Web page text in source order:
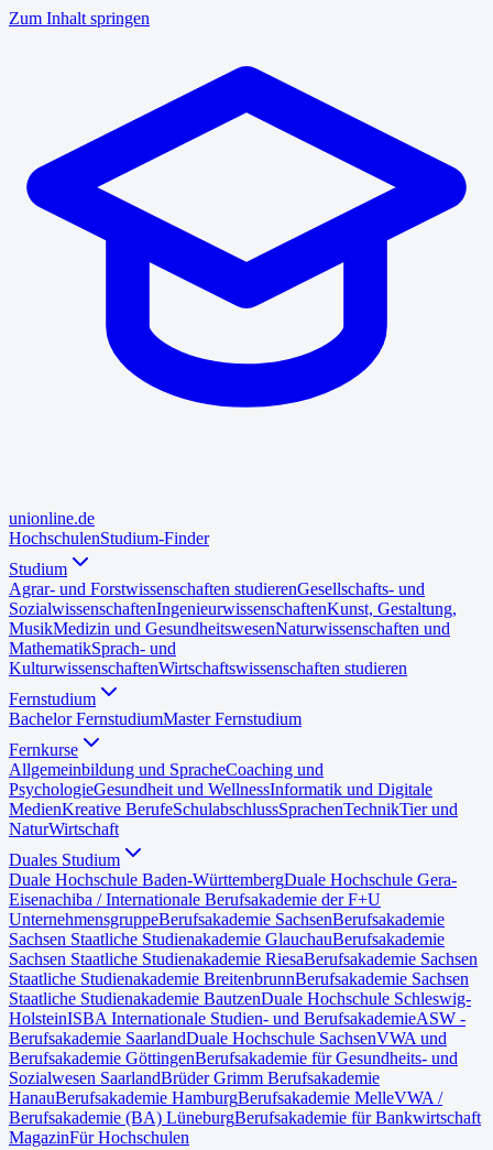
Zum Inhalt springen
unionline.de
HochschulenStudium-Finder
Studium
Agrar- und Forstwissenschaften studierenGesellschafts- und
SozialwissenschaftenIngenieurwissenschaftenKunst, Gestaltung,
MusikMedizin und GesundheitswesenNaturwissenschaften und
MathematikSprach- und
KulturwissenschaftenWirtschaftswissenschaften studieren
Fernstudium
Bachelor FernstudiumMaster Fernstudium
Fernkurse
Allgemeinbildung und SpracheCoaching und
PsychologieGesundheit und WellnessInformatik und Digitale
MedienKreative BerufeSchulabschlussSprachenTechnikTier und
NaturWirtschaft
Duales Studium
Duale Hochschule Baden-WürttembergDuale Hochschule Gera-
Eisenachiba / Internationale Berufsakademie der F+U
UnternehmensgruppeBerufsakademie SachsenBerufsakademie
Sachsen Staatliche Studienakademie GlauchauBerufsakademie
Sachsen Staatliche Studienakademie RiesaBerufsakademie Sachsen
Staatliche Studienakademie BreitenbrunnBerufsakademie Sachsen
Staatliche Studienakademie BautzenDuale Hochschule Schleswig-
HolsteinISBA Internationale Studien- und BerufsakademieASW -
Berufsakademie SaarlandDuale Hochschule SachsenVWA und
Berufsakademie GöttingenBerufsakademie für Gesundheits- und
Sozialwesen SaarlandBrüder Grimm Berufsakademie
HanauBerufsakademie HamburgBerufsakademie MelleVWA /
Berufsakademie (BA) LüneburgBerufsakademie für Bankwirtschaft
MagazinFür Hochschulen